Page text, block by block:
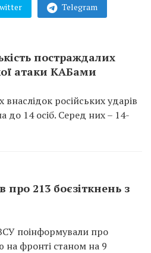
Telegram
постраждалих
атаки КАБами
внаслідок російських ударів
до 14 осіб. Серед них – 14-
213 боєзіткнень з
поінформували про
на фронті станом на 9